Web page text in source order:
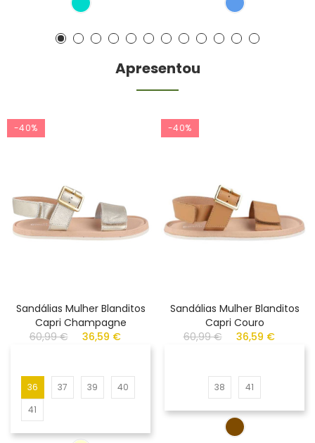
Apresentou
-40%
Sandálias Mulher Blanditos
Capri Champagne
60,99 €
36,59 €
36 37 39
40
41
-40%
Sandálias Mulher Blanditos
Capri Couro
60,99 €
36,59 €
38 41